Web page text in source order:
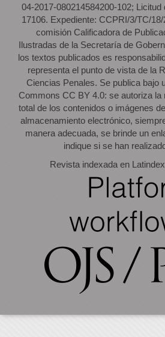
04-2017-080214584200-102;
17106. Expediente: CCPRI/3/TC/
comisión Calificadora de
Ilustradas de la Secretaría de
los textos publicados es
representa el punto de vista de la
Ciencias Penales. Se publica bajo
Commons CC BY 4.0: se autoriza la
total de los contenidos o imágenes
almacenamiento electrónico,
manera adecuada, se brinde un
indique si se han
Revista indexada en